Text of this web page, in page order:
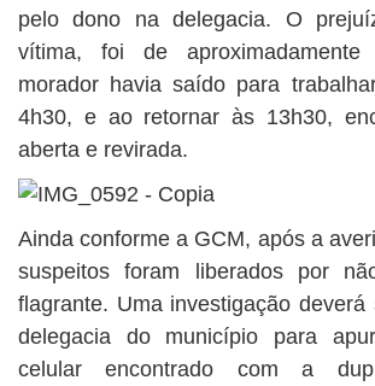
pelo dono na delegacia. O
vítima, foi de
morador havia saído para
4h30, e ao retornar às 13h30,
aberta e revirada.
Ainda conforme a GCM, após a
suspeitos foram liberados por
flagrante. Uma investigação
delegacia do município para
celular encontrado com a